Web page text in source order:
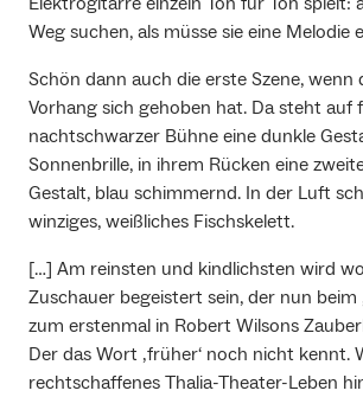
Weg suchen, als müsse sie eine Melodie
Schön dann auch die erste Szene, wenn
Vorhang sich gehoben hat. Da steht auf
nachtschwarzer Bühne eine dunkle
Sonnenbrille, in ihrem Rücken eine
Gestalt, blau schimmernd. In der Luft
winziges, weißliches Fischskelett.
[…] Am reinsten und kindlichsten wird
Zuschauer begeistert sein, der nun beim
zum erstenmal in Robert Wilsons
Der das Wort ‚früher‘ noch nicht kennt.
rechtschaffenes Thalia-Theater-Leben